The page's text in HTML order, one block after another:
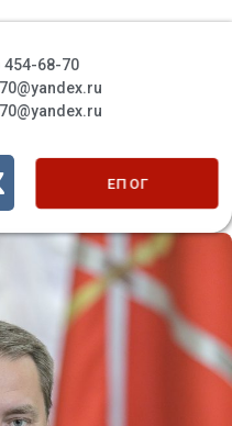
454-68-70
ЕП ОГ